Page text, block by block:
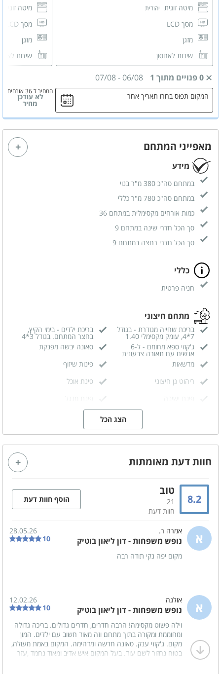
מיטה זוגית יהודית
מסך LCD
מזגן
שידות לאחסון
מיטה זוגית
מסך LCD
מזגן
שידות
המחיר ל 36 אורחים
0 פנויים מתוך 1 06/08
-
07/08
לא עודכן
מחיר
המקום תפוס בחרו תאריך אחר
מאפייני המתחם
מידע
במתחם סה"כ 380 מ"ר בנוי
במתחם סה"כ 780 מ"ר כללי
כמות אורחים מקסימלית במתחם 36
סך הכל חדרי שינה במתחם 9
סך הכל חדרי רחצה במתחם 9
כללי
חניה פרטית
מתחם חיצוני
בריכת שחייה מגודרת - בגודל
7*4, עומק מקסימלי 1.40
בריכת ילדים - בימי הקיץ,
בחצר המתחם. בגודל 3*4
ג'קוזי ספא מחומם - ל-6
אנשים עם תאורה צבעונית
סאונה יבשה מפנקת
מדשאות
פינות שיזוף
ריהוט גן חיצוני
פינת אוכל
מתחם פנימי
מטבח מאובזר
מזגן
מסך טלויזיה LCD - 55 אינץ'
קהל יעד
משפחות
ימי כיף
ערבי גיבוש
ימי הולדת
מטבח מאובזר
כיריים גז
מיקרוגל
תנור אפייה
מקרר
הצג הכל
חוות דעת מאומתות
8.2
טוב
21
חוות דעת
הוסף חוות דעת
א אמרה ר.
נופש משפחות - דון ליאון בוטיק
28.05.26
10
מקום יפה נקי תודה רבה
א אולגה
נופש משפחות - דון ליאון בוטיק
12.02.26
10
וילה פשוט מקסימה! הרבה חדרים, חדרים גדולים. בריכה גדולה
ומחוממת ומקורה בתוך מתחם וזה מאוד חשוב עם ילדים. המון
מקום. ג'קוזי ענק. סאונה חדשה ומדהימה. המקום באמת מעולה,
בטוח נחזור לשם עוד. בעל המקום איש אדיב ומאוד נחמד ,עזר